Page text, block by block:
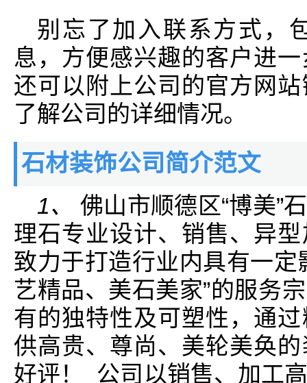
别忘了加入联系方式，
息，方便感兴趣的客户进
还可以附上公司的官方网
了解公司的详细情况。
石材装饰公司简介范文
1、
佛山市顺德区“博美”
理石专业设计、销售、异
致力于打造行业内具有一定
艺精品、美石美家”的服务
有的独特性及可塑性，通
供高贵、尊尚、美轮美奂
好评！ 公司以销售、加工